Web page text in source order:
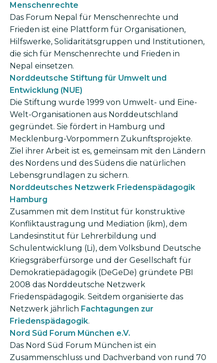
Menschenrechte
Das Forum Nepal für Menschen­rechte und
Frieden ist eine Plattform für Organisationen,
Hilfswerke, Solidaritätsgruppen und Institutionen,
die sich für Menschenrechte und Frieden in
Nepal einsetzen.
Norddeutsche Stiftung für Umwelt und
Entwicklung (NUE)
Die Stiftung wurde 1999 von Umwelt- und Eine-
Welt-Organisationen aus Norddeutschland
gegründet. Sie fördert in Hamburg und
Mecklenburg-Vorpommern Zukunftsprojekte.
Ziel ihrer Arbeit ist es, gemeinsam mit den Ländern
des Nordens und des Südens die natürlichen
Lebensgrundlagen zu sichern.
Norddeutsches Netzwerk Friedenspädagogik
Hamburg
Zusammen mit dem Institut für konstruktive
Konfliktaustragung und Mediation (ikm), dem
Landesinstitut für Lehrerbildung und
Schulentwicklung (Li), dem Volksbund Deutsche
Kriegsgräberfürsorge und der Gesellschaft für
Demokratiepädagogik (DeGeDe) gründete PBI
2008 das Norddeutsche Netzwerk
Friedenspädagogik. Seitdem organisierte das
Netzwerk jährlich Fachtagungen zur
Friedenspädagogik.
Nord Süd Forum München e.V.
Das Nord Süd Forum München ist ein
Zusammenschluss und Dachverband von rund 70